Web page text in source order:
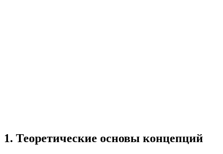
1. Теоретические основы концепций